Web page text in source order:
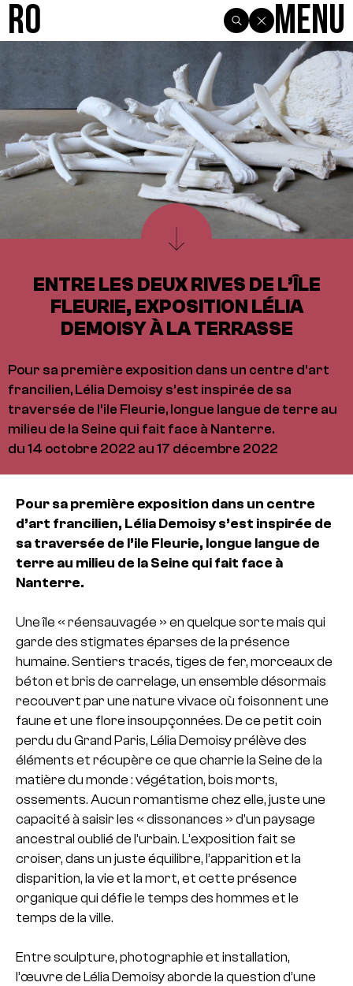
R0 Menu
ENTRE LES DEUX RIVES DE L’ÎLE
FLEURIE, EXPOSITION LÉLIA
DEMOISY À LA TERRASSE
Pour sa première exposition dans un centre d’art
francilien, Lélia Demoisy s’est inspirée de sa
traversée de l’ile Fleurie, longue langue de terre au
milieu de la Seine qui fait face à Nanterre.
du 14 octobre 2022 au 17 décembre 2022
Pour sa première exposition dans un centre
d’art francilien, Lélia Demoisy s’est inspirée de
sa traversée de l’ile Fleurie, longue langue de
terre au milieu de la Seine qui fait face à
Nanterre.
Une île « réensauvagée » en quelque sorte mais qui
garde des stigmates éparses de la présence
humaine. Sentiers tracés, tiges de fer, morceaux de
béton et bris de carrelage, un ensemble désormais
recouvert par une nature vivace où foisonnent une
faune et une flore insoupçonnées. De ce petit coin
perdu du Grand Paris, Lélia Demoisy prélève des
éléments et récupère ce que charrie la Seine de la
matière du monde : végétation, bois morts,
ossements. Aucun romantisme chez elle, juste une
capacité à saisir les « dissonances » d’un paysage
ancestral oublié de l’urbain. L’exposition fait se
croiser, dans un juste équilibre, l’apparition et la
disparition, la vie et la mort, et cette présence
organique qui défie le temps des hommes et le
temps de la ville.
Entre sculpture, photographie et installation,
l’œuvre de Lélia Demoisy aborde la question d’une